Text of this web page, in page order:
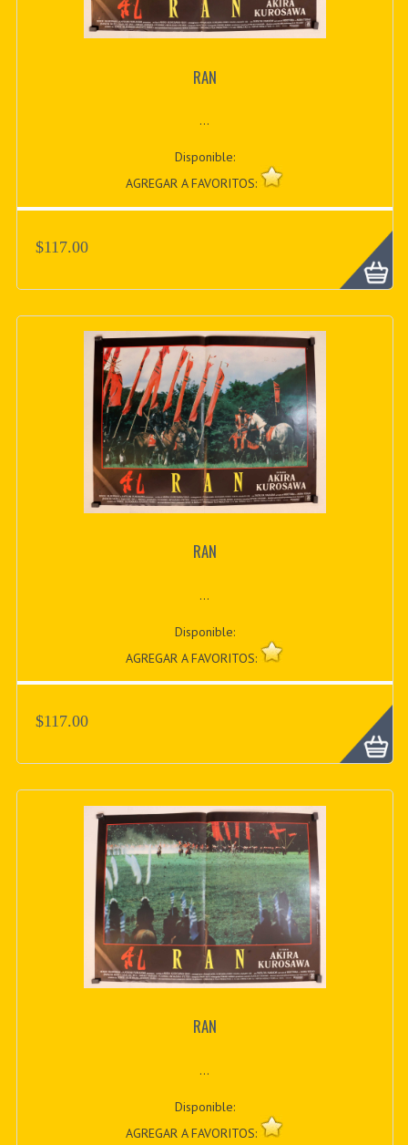
RAN
...
Disponible:
AGREGAR A FAVORITOS:
$117.00
RAN
...
Disponible:
AGREGAR A FAVORITOS:
$117.00
RAN
...
Disponible:
AGREGAR A FAVORITOS: